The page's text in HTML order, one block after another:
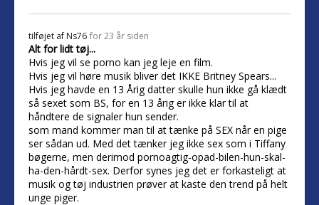
tilføjet af Ns76 for 23 år siden
Alt for lidt tøj...
Hvis jeg vil se porno kan jeg leje en film.
Hvis jeg vil høre musik bliver det IKKE Britney Spears...
Hvis jeg havde en 13 Årig datter skulle hun ikke gå klædt
så sexet som BS, for en 13 årig er ikke klar til at
håndtere de signaler hun sender.
som mand kommer man til at tænke på SEX når en pige
ser sådan ud. Med det tænker jeg ikke sex som i Tiffany
bøgerne, men derimod pornoagtig-opad-bilen-hun-skal-
ha-den-hårdt-sex. Derfor synes jeg det er forkasteligt at
musik og tøj industrien prøver at kaste den trend på helt
unge piger.